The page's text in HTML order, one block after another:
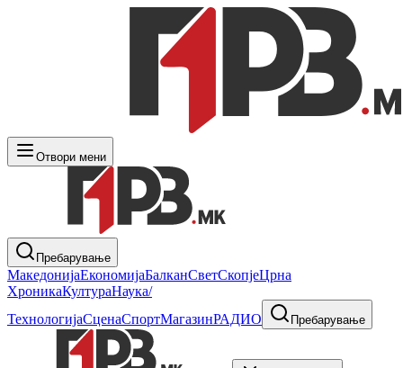
Отвори мени
Пребарување
МакедонијаЕкономијаБалканСветСкопјеЦрна
ХроникаКултураНаука/
ТехнологијаСценаСпортМагазинРАДИО Пребарување